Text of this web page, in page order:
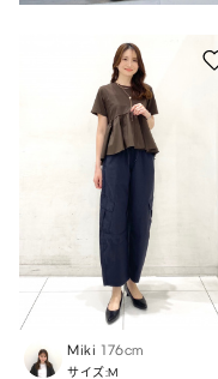
Miki 176cm
サイズ:M